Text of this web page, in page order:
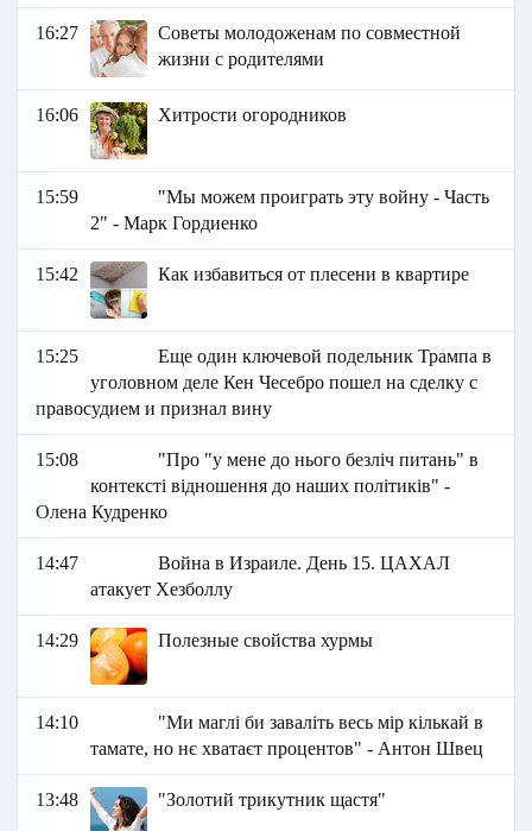
16:27
Советы молодоженам по совместной
жизни с родителями
16:06 Хитрости огородников
15:59
"Мы можем проиграть эту войну - Часть
2" - Марк Гордиенко
15:42 Как избавиться от плесени в квартире
15:25
Еще один ключевой подельник Трампа в
уголовном деле Кен Чесебро пошел на сделку с
правосудием и признал вину
15:08
"Про "у мене до нього безліч питань" в
контексті відношення до наших політиків" -
Олена Кудренко
14:47
Война в Израиле. День 15. ЦАХАЛ
атакует Хезболлу
14:29 Полезные свойства хурмы
14:10
"Ми маглі би заваліть весь мір кількай в
тамате, но нє хватаєт процентов" - Антон Швец
13:48 "Золотий трикутник щастя"